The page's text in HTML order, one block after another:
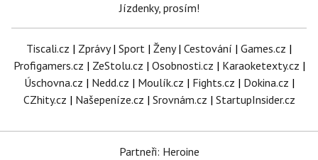
Jízdenky, prosím!
Tiscali.cz | Zprávy| Sport | Ženy| Cestování | Games.cz |
Profigamers.cz | ZeStolu.cz | Osobnosti.cz | Karaoketexty.cz |
Úschovna.cz | Nedd.cz | Moulík.cz | Fights.cz | Dokina.cz |
CZhity.cz | Našepeníze.cz | Srovnám.cz | StartupInsider.cz
Partneři: Heroine